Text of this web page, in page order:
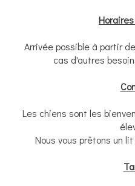
Arrivée possible à partir de
cas d'autres
Les chiens sont les
Nous vous prêtons un